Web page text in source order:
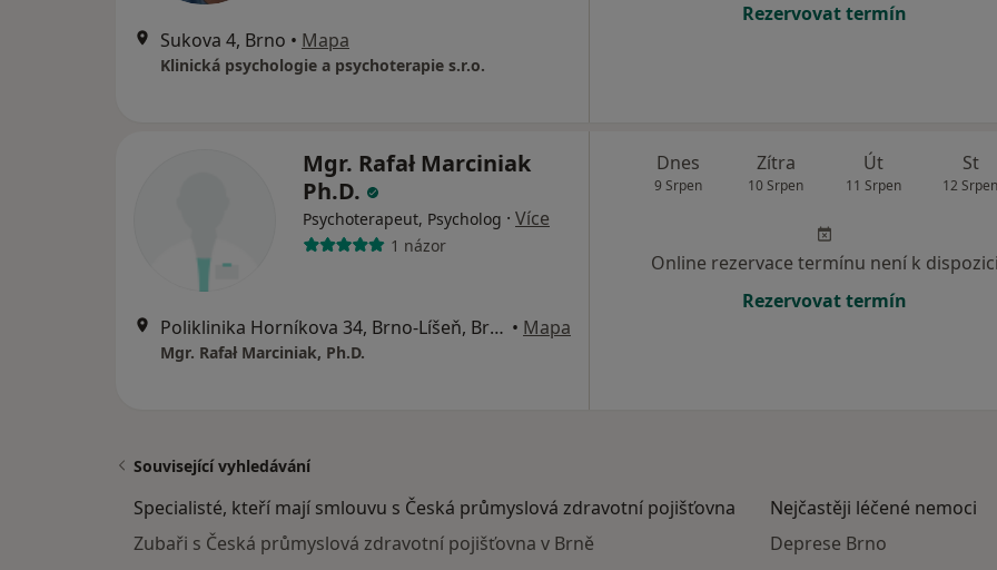
Sukova 4, Brno • Mapa
Klinická psychologie a psychoterapie s.r.o.
Rezervovat termín
Mgr. Rafał Marciniak
Ph.D.
Psychoterapeut, Psycholog · Více
1 názor
Poliklinika Horníkova 34, Brno-Líšeň, Brno • Mapa
Mgr. Rafał Marciniak, Ph.D.
Dnes
9 Srpen
Zítra
10 Srpen
Út
11 Srpen
St
12 Srpen
Online rezervace termínu není k dispozici
Rezervovat termín
Související vyhledávání
Specialisté, kteří mají smlouvu s Česká průmyslová zdravotní pojišťovna
Zubaři s Česká průmyslová zdravotní pojišťovna v Brně
Nejčastěji léčené nemoci
Deprese Brno